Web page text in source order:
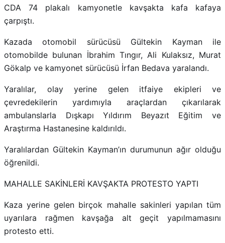
CDA 74 plakalı kamyonetle kavşakta kafa kafaya
çarpıştı.
Kazada otomobil sürücüsü Gültekin Kayman ile
otomobilde bulunan İbrahim Tıngır, Ali Kulaksız, Murat
Gökalp ve kamyonet sürücüsü İrfan Bedava yaralandı.
Yaralılar, olay yerine gelen itfaiye ekipleri ve
çevredekilerin yardımıyla araçlardan çıkarılarak
ambulanslarla Dışkapı Yıldırım Beyazıt Eğitim ve
Araştırma Hastanesine kaldırıldı.
Yaralılardan Gültekin Kayman’ın durumunun ağır olduğu
öğrenildi.
MAHALLE SAKİNLERİ KAVŞAKTA PROTESTO YAPTI
Kaza yerine gelen birçok mahalle sakinleri yapılan tüm
uyarılara rağmen kavşağa alt geçit yapılmamasını
protesto etti.